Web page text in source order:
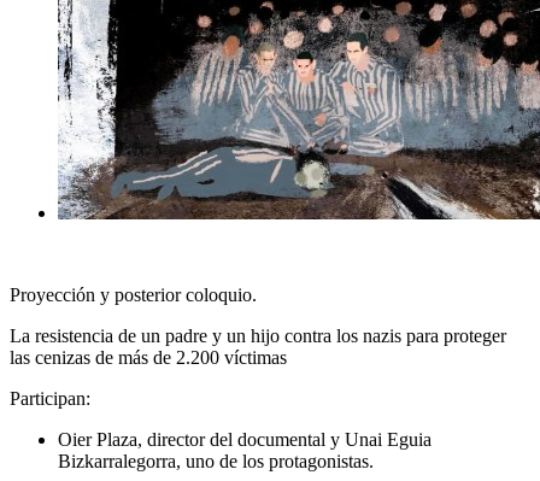
Proyección y posterior coloquio.
La resistencia de un padre y un hijo contra los nazis para proteger
las cenizas de más de 2.200 víctimas
Participan:
Oier Plaza, director del documental y Unai Eguia
Bizkarralegorra, uno de los protagonistas.